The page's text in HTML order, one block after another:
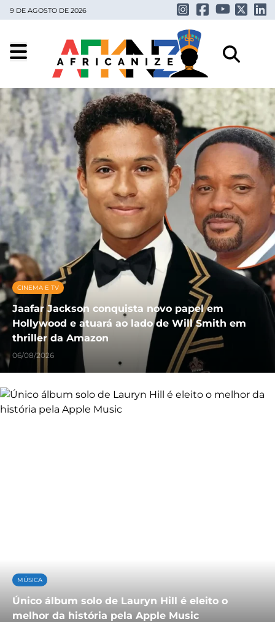
9 DE AGOSTO DE 2026
CINEMA E TV
Jaafar Jackson conquista novo papel em
Hollywood e atuará ao lado de Will Smith em
thriller da Amazon
06/08/2026
MÚSICA
Único álbum solo de Lauryn Hill é eleito o
melhor da história pela Apple Music